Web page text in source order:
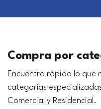
Compra por
Encuentra rápido lo que
categorías
Comercial y Residencial.